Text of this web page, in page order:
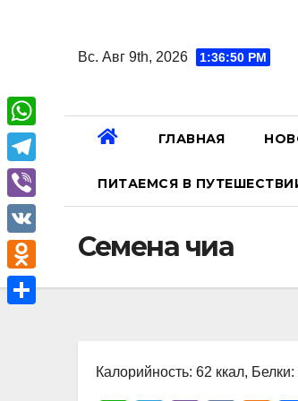
содержанию
Вс. Авг 9th, 2026 1:36:51 PM
ГЛАВНАЯ
ПИТАЕМСЯ В
Семена чиа
Калорийность: 62 ккал,
W
h
a
A
T
e
l
e
g
V
i
b
e
V
K
O